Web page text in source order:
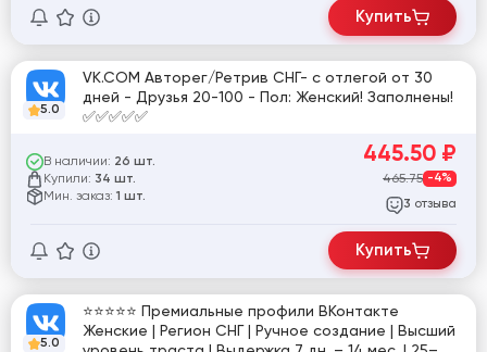
Купить
5.0
VK.COM Авторег/Ретрив СНГ- с отлегой от 30
дней - Друзья 20-100 - Пол: Женский! Заполнены!
✅✅✅✅✅
В наличии: 26 шт.
Купили: 34 шт.
Мин. заказ: 1 шт.
445.50 ₽
465.75 -4%
3 отзыва
Купить
5.0
⭐️⭐️⭐️⭐️⭐️ Премиальные профили ВКонтакте
Женские | Регион СНГ | Ручное создание | Высший